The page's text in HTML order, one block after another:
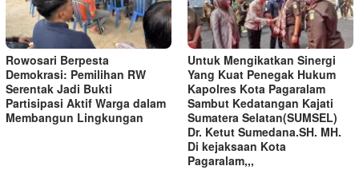
Rowosari Berpesta
Demokrasi: Pemilihan RW
Serentak Jadi Bukti
Partisipasi Aktif Warga dalam
Membangun Lingkungan
Untuk Mengikatkan Sinergi
Yang Kuat Penegak Hukum
Kapolres Kota Pagaralam
Sambut Kedatangan Kajati
Sumatera Selatan(SUMSEL)
Dr. Ketut Sumedana.SH. MH.
Di kejaksaan Kota
Pagaralam,,,